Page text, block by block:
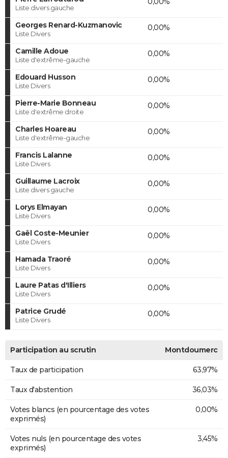
Liste divers gauche
Georges Renard-Kuzmanovic
Liste Divers
0,00%
Camille Adoue
Liste d'extrême-gauche
0,00%
Edouard Husson
Liste Divers
0,00%
Pierre-Marie Bonneau
Liste d'extrême droite
0,00%
Charles Hoareau
Liste d'extrême-gauche
0,00%
Francis Lalanne
Liste Divers
0,00%
Guillaume Lacroix
Liste divers gauche
0,00%
Lorys Elmayan
Liste Divers
0,00%
Gaël Coste-Meunier
Liste Divers
0,00%
Hamada Traoré
Liste Divers
0,00%
Laure Patas d'Illiers
Liste Divers
0,00%
Patrice Grudé
Liste Divers
0,00%
Participation au scrutin Montdoumerc
Taux de participation 63,97%
Taux d'abstention 36,03%
Votes blancs (en pourcentage des votes
exprimés)
0,00%
Votes nuls (en pourcentage des votes
exprimés)
3,45%